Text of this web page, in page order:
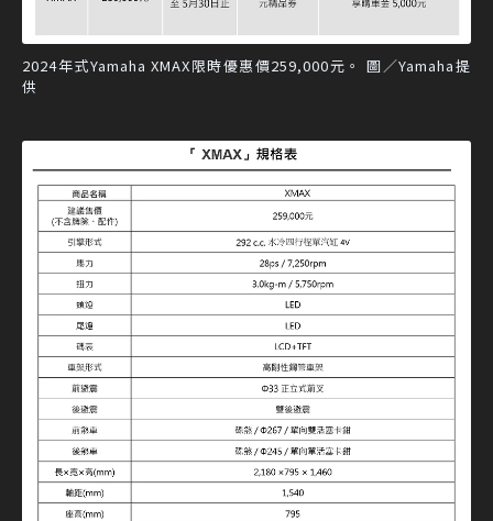
2024年式Yamaha XMAX限時優惠價259,000元。 圖／Yamaha提
供